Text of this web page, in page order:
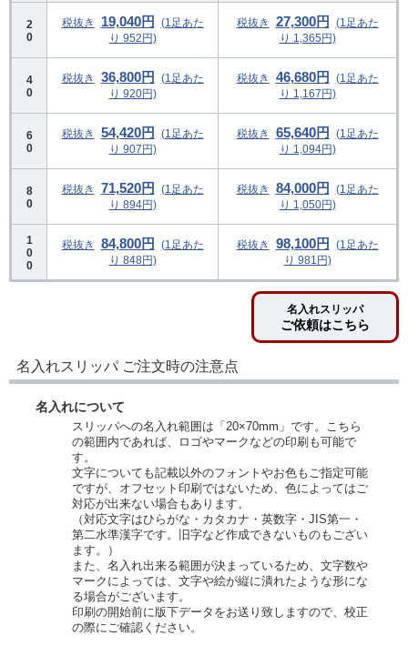
2
0
税抜き 19,040円
(1足あた
り 952円)
税抜き 27,300円
(1足あた
り 1,365円)
4
0
税抜き 36,800円
(1足あた
り 920円)
税抜き 46,680円
(1足あた
り 1,167円)
6
0
税抜き 54,420円
(1足あた
り 907円)
税抜き 65,640円
(1足あた
り 1,094円)
8
0
税抜き 71,520円
(1足あた
り 894円)
税抜き 84,000円
(1足あた
り 1,050円)
1
0
0
税抜き 84,800円
(1足あた
り 848円)
税抜き 98,100円
(1足あた
り 981円)
名入れスリッパ
ご依頼はこちら
名入れスリッパ ご注文時の注意点
名入れについて
スリッパへの名入れ範囲は「20×70mm」です。こちら
の範囲内であれば、ロゴやマークなどの印刷も可能で
す。
文字についても記載以外のフォントやお色もご指定可能
ですが、オフセット印刷ではないため、色によってはご
対応が出来ない場合もあります。
（対応文字はひらがな・カタカナ・英数字・JIS第一・
第二水準漢字です。旧字など作成できないものもござい
ます。）
また、名入れ出来る範囲が決まっているため、文字数や
マークによっては、文字や絵が縦に潰れたような形にな
る場合がございます。
印刷の開始前に版下データをお送り致しますので、校正
の際にご確認ください。